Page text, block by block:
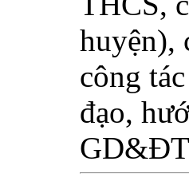
huyện),
công
đạo,